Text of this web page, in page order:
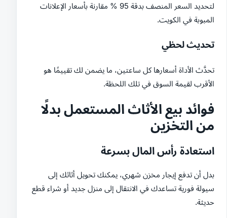
لتحديد السعر المنصف بدقة 95 % مقارنة بأسعار الإعلانات
المبوبة في الكويت.
تحديث لحظي
تحدَّث الأداة أسعارها كل ساعتين، ما يضمن لك تقييمًا هو
الأقرب لقيمة السوق في تلك اللحظة.
فوائد بيع الأثاث المستعمل بدلًا
من التخزين
استعادة رأس المال بسرعة
بدل أن تدفع إيجار مخزن شهري، يمكنك تحويل أثاثك إلى
سيولة فورية تساعدك في الانتقال إلى منزل جديد أو شراء قطع
حديثة.